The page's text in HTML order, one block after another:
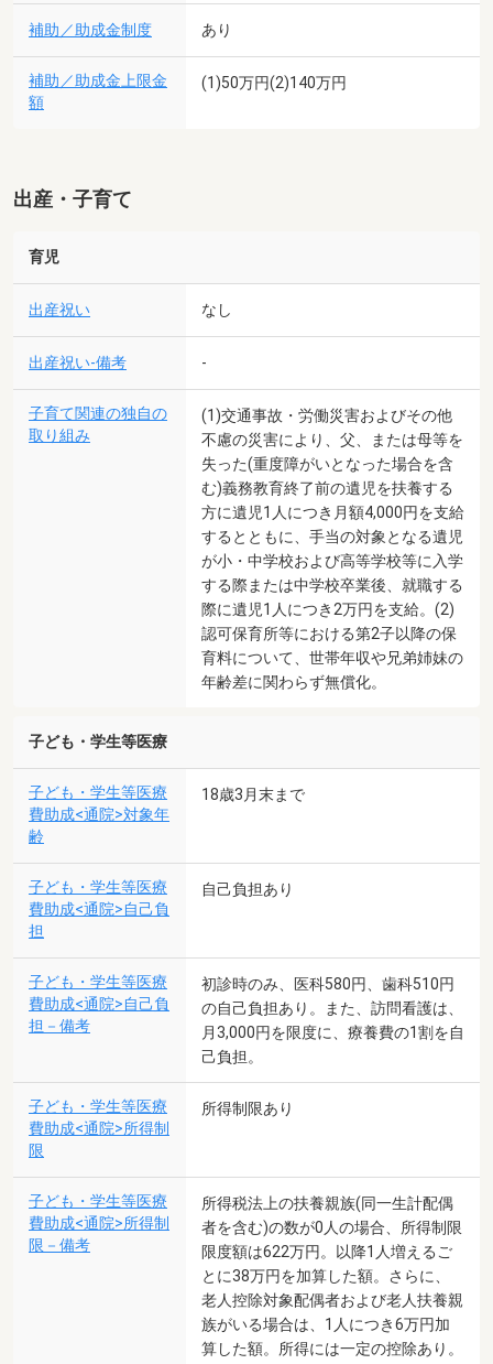
補助／助成金制度 あり
補助／助成金上限金
額
(1)50万円(2)140万円
出産・子育て
育児
出産祝い なし
出産祝い-備考 -
子育て関連の独自の
取り組み
(1)交通事故・労働災害およびその他
不慮の災害により、父、または母等を
失った(重度障がいとなった場合を含
む)義務教育終了前の遺児を扶養する
方に遺児1人につき月額4,000円を支給
するとともに、手当の対象となる遺児
が小・中学校および高等学校等に入学
する際または中学校卒業後、就職する
際に遺児1人につき2万円を支給。(2)
認可保育所等における第2子以降の保
育料について、世帯年収や兄弟姉妹の
年齢差に関わらず無償化。
子ども・学生等医療
子ども・学生等医療
費助成<通院>対象年
齢
18歳3月末まで
子ども・学生等医療
費助成<通院>自己負
担
自己負担あり
子ども・学生等医療
費助成<通院>自己負
担－備考
初診時のみ、医科580円、歯科510円
の自己負担あり。また、訪問看護は、
月3,000円を限度に、療養費の1割を自
己負担。
子ども・学生等医療
費助成<通院>所得制
限
所得制限あり
子ども・学生等医療
費助成<通院>所得制
限－備考
所得税法上の扶養親族(同一生計配偶
者を含む)の数が0人の場合、所得制限
限度額は622万円。以降1人増えるご
とに38万円を加算した額。さらに、
老人控除対象配偶者および老人扶養親
族がいる場合は、1人につき6万円加
算した額。所得には一定の控除あり。